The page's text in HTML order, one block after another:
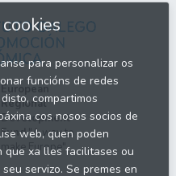
European
Regional
Development
Fund"A way to
make Europe"
para personalizar os
funcións de redes
compartimos
cos nosos socios de
web, quen poden
que xa lles facilitases ou
servizo. Se premes en